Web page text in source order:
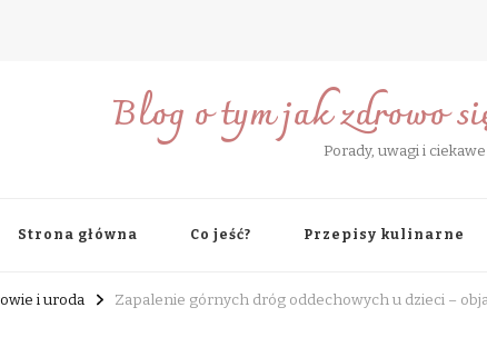
Blog o tym jak zdrowo
Porady, uwagi i
Strona główna Co jeść? Przepisy kulinarne
i uroda Zapalenie górnych dróg oddechowych u dzieci –